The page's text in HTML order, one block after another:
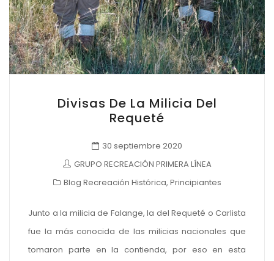
Divisas De La Milicia Del
Requeté
30 septiembre 2020
GRUPO RECREACIÓN PRIMERA LÍNEA
Blog Recreación Histórica, Principiantes
Junto a la milicia de Falange, la del Requeté o Carlista
fue la más conocida de las milicias nacionales que
tomaron parte en la contienda, por eso en esta